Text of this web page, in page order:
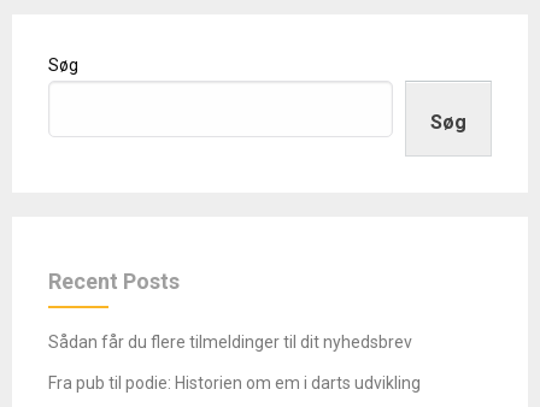
Søg
Søg
Recent Posts
Sådan får du flere tilmeldinger til dit nyhedsbrev
Fra pub til podie: Historien om em i darts udvikling